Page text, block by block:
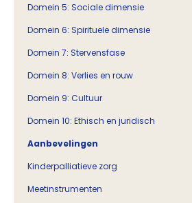
Domein 5: Sociale dimensie
Domein 6: Spirituele dimensie
Domein 7: Stervensfase
Domein 8: Verlies en rouw
Domein 9: Cultuur
Domein 10: Ethisch en juridisch
Aanbevelingen
Kinderpalliatieve zorg
Meetinstrumenten